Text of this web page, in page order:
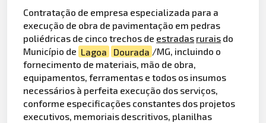
Contratação de empresa especializada para a
execução de obra de pavimentação em pedras
poliédricas de cinco trechos de estradas rurais do
Município de Lagoa Dourada /MG, incluindo o
fornecimento de materiais, mão de obra,
equipamentos, ferramentas e todos os insumos
necessários à perfeita execução dos serviços,
conforme especificações constantes dos projetos
executivos, memoriais descritivos, planilhas